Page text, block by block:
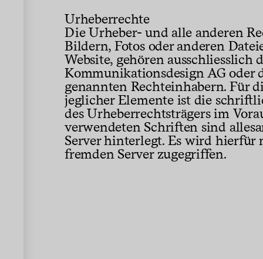
Urheberrechte
Die Urheber- und alle anderen
Bildern, Fotos oder anderen
Website, gehören ausschliesslich
Kommunikationsdesign AG oder
genannten Rechteinhabern. Für
jeglicher Elemente ist die
des Urheberrechtsträgers im
verwendeten Schriften sind
Server hinterlegt. Es wird hierfür
fremden Server zugegriffen.